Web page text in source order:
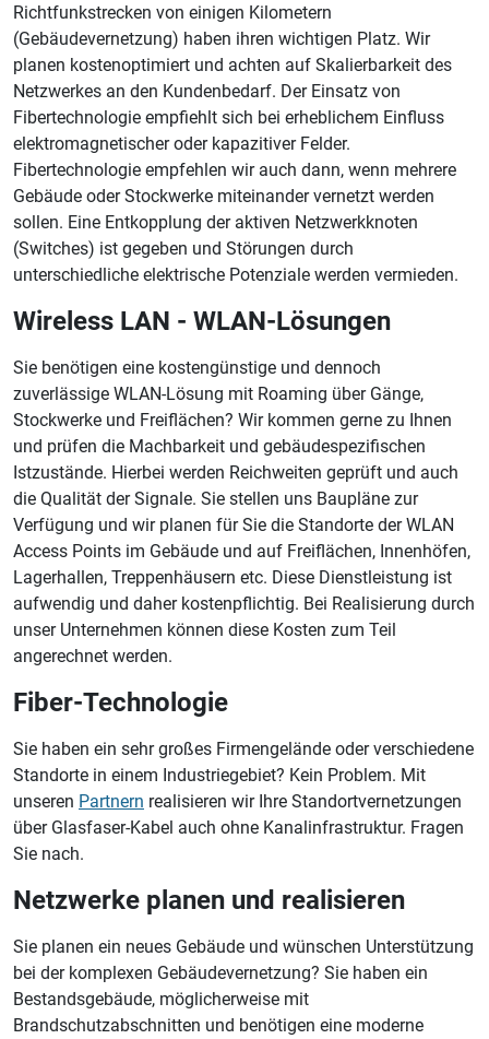
Richtfunkstrecken von einigen Kilometern
(Gebäudevernetzung) haben ihren wichtigen Platz. Wir
planen kostenoptimiert und achten auf Skalierbarkeit des
Netzwerkes an den Kundenbedarf. Der Einsatz von
Fibertechnologie empfiehlt sich bei erheblichem Einfluss
elektromagnetischer oder kapazitiver Felder.
Fibertechnologie empfehlen wir auch dann, wenn mehrere
Gebäude oder Stockwerke miteinander vernetzt werden
sollen. Eine Entkopplung der aktiven Netzwerkknoten
(Switches) ist gegeben und Störungen durch
unterschiedliche elektrische Potenziale werden vermieden.
Wireless LAN - WLAN-Lösungen
Sie benötigen eine kostengünstige und dennoch
zuverlässige WLAN-Lösung mit Roaming über Gänge,
Stockwerke und Freiflächen? Wir kommen gerne zu Ihnen
und prüfen die Machbarkeit und gebäudespezifischen
Istzustände. Hierbei werden Reichweiten geprüft und auch
die Qualität der Signale. Sie stellen uns Baupläne zur
Verfügung und wir planen für Sie die Standorte der WLAN
Access Points im Gebäude und auf Freiflächen, Innenhöfen,
Lagerhallen, Treppenhäusern etc. Diese Dienstleistung ist
aufwendig und daher kostenpflichtig. Bei Realisierung durch
unser Unternehmen können diese Kosten zum Teil
angerechnet werden.
Fiber-Technologie
Sie haben ein sehr großes Firmengelände oder verschiedene
Standorte in einem Industriegebiet? Kein Problem. Mit
unseren Partnern realisieren wir Ihre Standortvernetzungen
über Glasfaser-Kabel auch ohne Kanalinfrastruktur. Fragen
Sie nach.
Netzwerke planen und realisieren
Sie planen ein neues Gebäude und wünschen Unterstützung
bei der komplexen Gebäudevernetzung? Sie haben ein
Bestandsgebäude, möglicherweise mit
Brandschutzabschnitten und benötigen eine moderne